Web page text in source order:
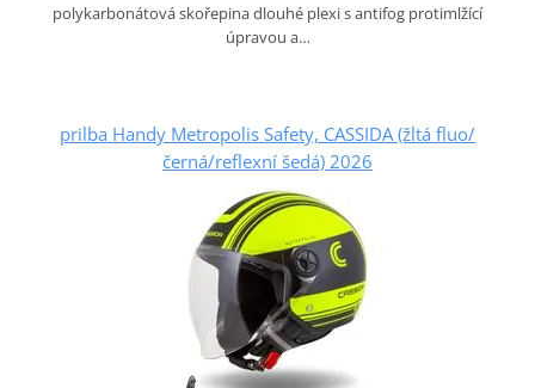
polykarbonátová skořepina dlouhé plexi s antifog protimlžící
úpravou a…
prilba Handy Metropolis Safety, CASSIDA (žltá fluo/
černá/reflexní šedá) 2026